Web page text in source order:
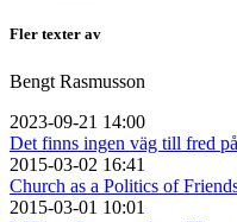
Fler texter av
Bengt Rasmusson
2023-09-21 14:00
Det finns ingen väg till fred
2015-03-02 16:41
Church as a Politics of
2015-03-01 10:01